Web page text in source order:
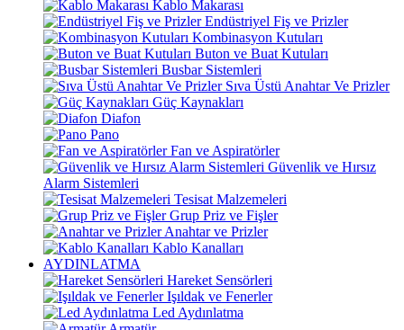
Kablo Makarası
Endüstriyel Fiş ve Prizler
Kombinasyon Kutuları
Buton ve Buat Kutuları
Busbar Sistemleri
Sıva Üstü Anahtar Ve Prizler
Güç Kaynakları
Diafon
Pano
Fan ve Aspiratörler
Güvenlik ve Hırsız
Alarm Sistemleri
Tesisat Malzemeleri
Grup Priz ve Fişler
Anahtar ve Prizler
Kablo Kanalları
AYDINLATMA
Hareket Sensörleri
Işıldak ve Fenerler
Led Aydınlatma